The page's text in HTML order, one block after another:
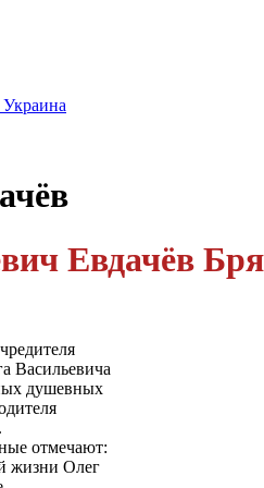
Евдачёв
Васильевича
душевных
отмечают:
жизни Олег